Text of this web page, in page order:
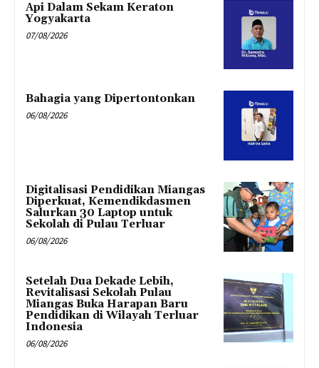
Api Dalam Sekam Keraton
Yogyakarta
07/08/2026
Bahagia yang Dipertontonkan
06/08/2026
Digitalisasi Pendidikan Miangas
Diperkuat, Kemendikdasmen
Salurkan 30 Laptop untuk
Sekolah di Pulau Terluar
06/08/2026
Setelah Dua Dekade Lebih,
Revitalisasi Sekolah Pulau
Miangas Buka Harapan Baru
Pendidikan di Wilayah Terluar
Indonesia
06/08/2026